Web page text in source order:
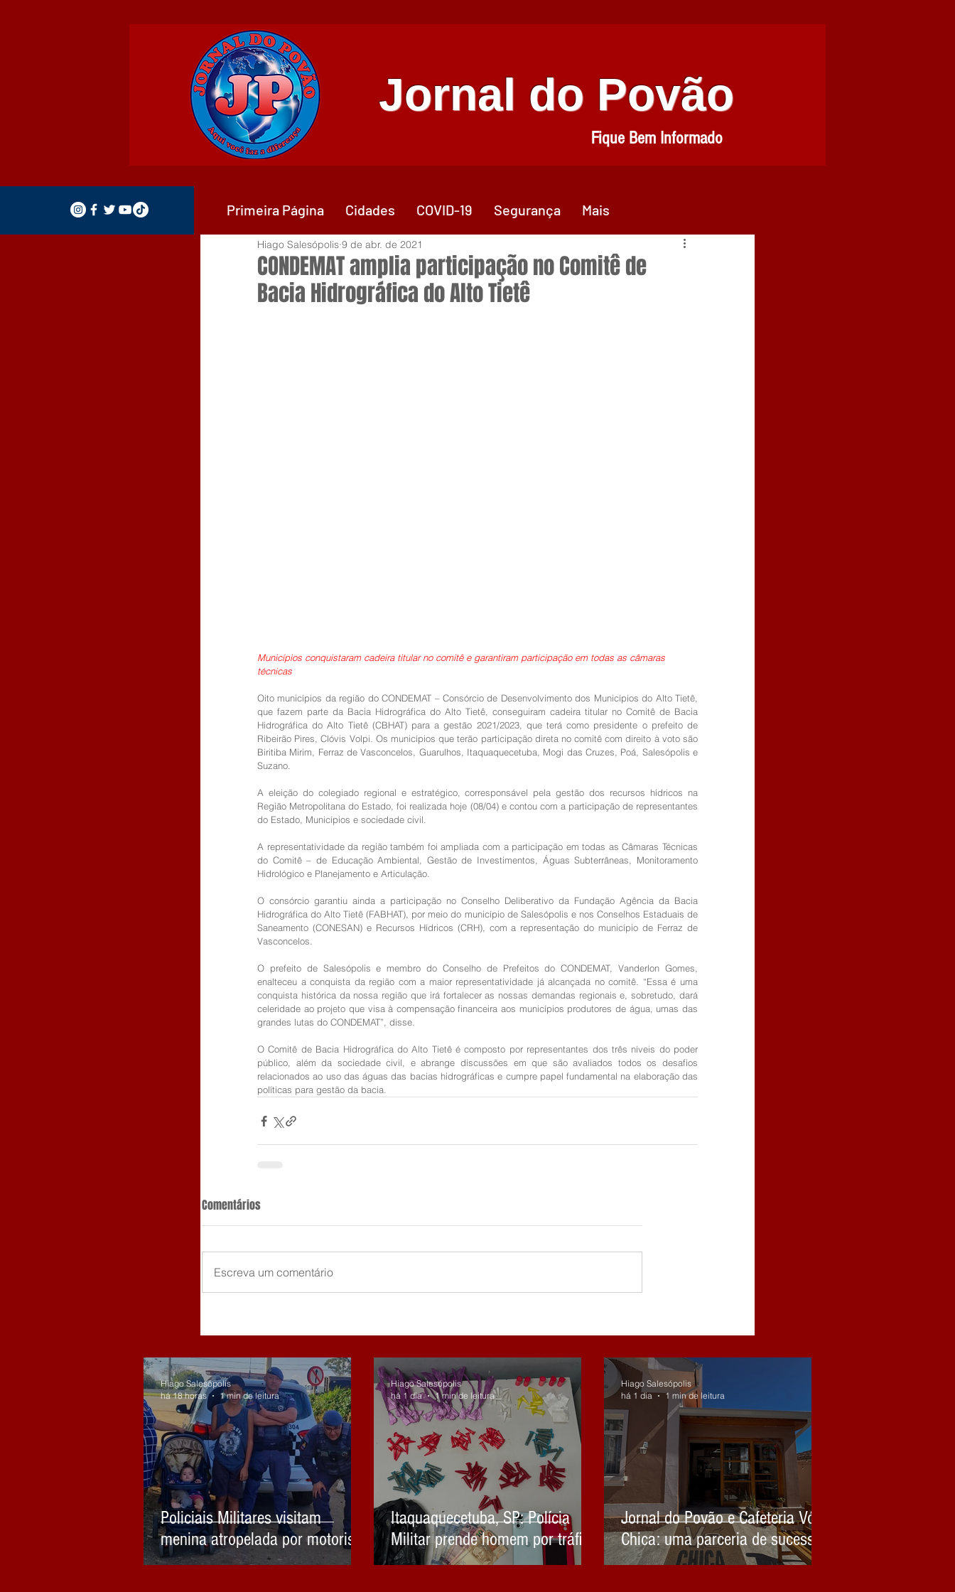
Jornal do Povão
Fique Bem Informado
CONDEMAT amplia participação no Comitê de
Bacia Hidrográfica do Alto Tietê
Hiago Salesópolis 9 de abr. de 2021
Municípios conquistaram cadeira titular no comitê e garantiram participação em todas as câmaras
técnicas
Oito municípios da região do CONDEMAT – Consórcio de Desenvolvimento dos Municípios do Alto Tietê,
que fazem parte da Bacia Hidrográfica do Alto Tietê, conseguiram cadeira titular no Comitê de Bacia
Hidrográfica do Alto Tietê (CBHAT) para a gestão 2021/2023, que terá como presidente o prefeito de
Ribeirão Pires, Clóvis Volpi. Os municípios que terão participação direta no comitê com direito à voto são
Biritiba Mirim, Ferraz de Vasconcelos, Guarulhos, Itaquaquecetuba, Mogi das Cruzes, Poá, Salesópolis e
Suzano.
A eleição do colegiado regional e estratégico, corresponsável pela gestão dos recursos hídricos na
Região Metropolitana do Estado, foi realizada hoje (08/04) e contou com a participação de representantes
do Estado, Municípios e sociedade civil.
A representatividade da região também foi ampliada com a participação em todas as Câmaras Técnicas
do Comitê – de Educação Ambiental, Gestão de Investimentos, Águas Subterrâneas, Monitoramento
Hidrológico e Planejamento e Articulação.
O consórcio garantiu ainda a participação no Conselho Deliberativo da Fundação Agência da Bacia
Hidrográfica do Alto Tietê (FABHAT), por meio do município de Salesópolis e nos Conselhos Estaduais de
Saneamento (CONESAN) e Recursos Hídricos (CRH), com a representação do município de Ferraz de
Vasconcelos.
O prefeito de Salesópolis e membro do Conselho de Prefeitos do CONDEMAT, Vanderlon Gomes,
enalteceu a conquista da região com a maior representatividade já alcançada no comitê. “Essa é uma
conquista histórica da nossa região que irá fortalecer as nossas demandas regionais e, sobretudo, dará
celeridade ao projeto que visa à compensação financeira aos municípios produtores de água, umas das
grandes lutas do CONDEMAT”, disse.
O Comitê de Bacia Hidrográfica do Alto Tietê é composto por representantes dos três níveis do poder
público, além da sociedade civil, e abrange discussões em que são avaliados todos os desafios
relacionados ao uso das águas das bacias hidrográficas e cumpre papel fundamental na elaboração das
políticas para gestão da bacia.
Comentários
Escreva um comentário
Policiais Militares visitam
menina atropelada por motorista
embriagado em Biritiba Mirim e
Hiago Salesópolis
há 18 horas
1 min de leitura
Itaquaquecetuba, SP: Polícia
Militar prende homem por tráfico
de drogas
Hiago Salesópolis
há 1 dia
1 min de leitura
Jornal do Povão e Cafeteria Vó
Chica: uma parceria de sucesso
Hiago Salesópolis
há 1 dia
1 min de leitura
Primeira Página Cidades COVID-19 Segurança Mais